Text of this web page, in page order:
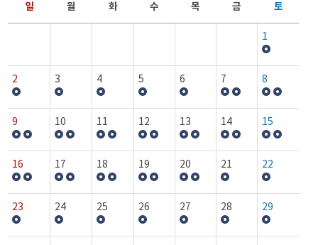
일 월 화 수 목 금 토
1
2 3 4 5 6 7 8
9 10 11 12 13 14 15
16 17 18 19 20 21 22
23 24 25 26 27 28 29